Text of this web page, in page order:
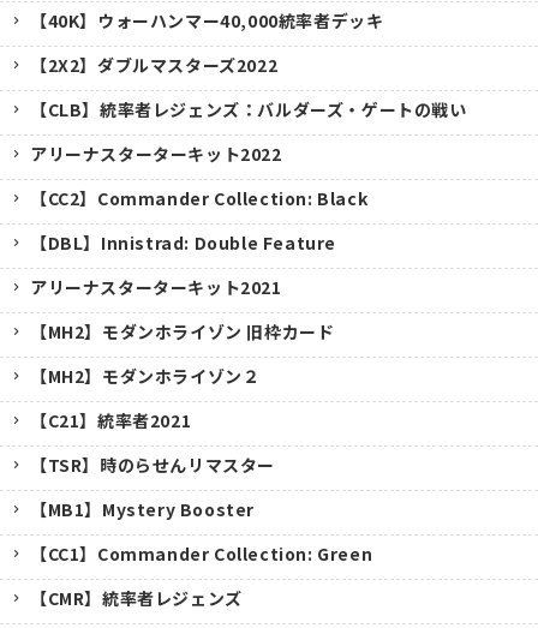
【40K】ウォーハンマー40,000統率者デッキ
【2X2】ダブルマスターズ2022
【CLB】統率者レジェンズ：バルダーズ・ゲートの戦い
アリーナスターターキット2022
【CC2】Commander Collection: Black
【DBL】Innistrad: Double Feature
アリーナスターターキット2021
【MH2】モダンホライゾン 旧枠カード
【MH2】モダンホライゾン２
【C21】統率者2021
【TSR】時のらせんリマスター
【MB1】Mystery Booster
【CC1】Commander Collection: Green
【CMR】統率者レジェンズ